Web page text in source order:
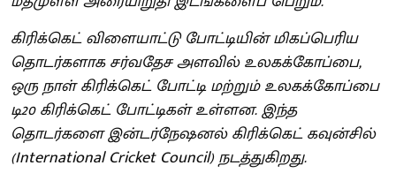
கிரிக்கெட் விளையாட்டு போட்டியின் மிகப்பெரிய
தொடர்களாக சர்வதேச அளவில் உலகக்கோப்பை,
ஒரு நாள் கிரிக்கெட் போட்டி மற்றும் உலகக்கோப்பை
டி20 கிரிக்கெட் போட்டிகள் உள்ளன. இந்த
தொடர்களை இன்டர்நேஷனல் கிரிக்கெட் கவுன்சில்
(International Cricket Council) நடத்துகிறது.